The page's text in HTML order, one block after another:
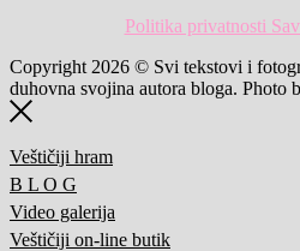
Politika privatnosti
Copyright 2026 © Svi tekstovi i
duhovna svojina autora bloga. Photo
Veštičiji hram
B L O G
Video galerija
Veštičiji on-line butik